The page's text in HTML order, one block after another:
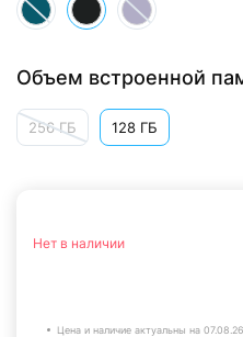
Объем встроенной
256 ГБ 128 ГБ
Нет в наличии
Цена и наличие актуальны на 07.08.26.